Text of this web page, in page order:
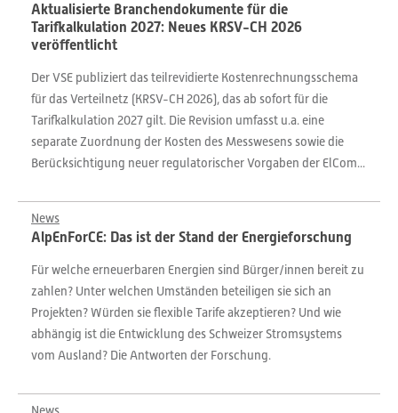
Aktualisierte Branchendokumente für die
Tarifkalkulation 2027: Neues KRSV-CH 2026
veröffentlicht
Der VSE publiziert das teilrevidierte Kostenrechnungsschema
für das Verteilnetz (KRSV-CH 2026), das ab sofort für die
Tarifkalkulation 2027 gilt. Die Revision umfasst u.a. eine
separate Zuordnung der Kosten des Messwesens sowie die
Berücksichtigung neuer regulatorischer Vorgaben der ElCom...
News
AlpEnForCE: Das ist der Stand der Energieforschung
Für welche erneuerbaren Energien sind Bürger/innen bereit zu
zahlen? Unter welchen Umständen beteiligen sie sich an
Projekten? Würden sie flexible Tarife akzeptieren? Und wie
abhängig ist die Entwicklung des Schweizer Stromsystems
vom Ausland? Die Antworten der Forschung.